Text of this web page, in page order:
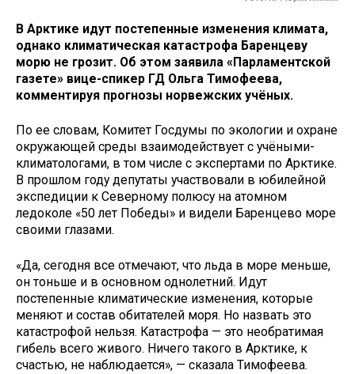
В Арктике идут постепенные изменения климата,
однако климатическая катастрофа Баренцеву
морю не грозит. Об этом заявила «Парламентской
газете» вице-спикер ГД Ольга Тимофеева,
комментируя прогнозы норвежских учёных.
По ее словам, Комитет Госдумы по экологии и охране
окружающей среды взаимодействует с учёными-
климатологами, в том числе с экспертами по Арктике.
В прошлом году депутаты участвовали в юбилейной
экспедиции к Северному полюсу на атомном
ледоколе «50 лет Победы» и видели Баренцево море
своими глазами.
«Да, сегодня все отмечают, что льда в море меньше,
он тоньше и в основном однолетний. Идут
постепенные климатические изменения, которые
меняют и состав обитателей моря. Но назвать это
катастрофой нельзя. Катастрофа — это необратимая
гибель всего живого. Ничего такого в Арктике, к
счастью, не наблюдается», — сказала Тимофеева.